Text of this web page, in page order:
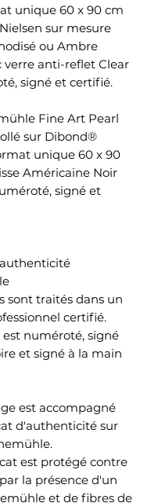
unique 60 x 90 cm
sur mesure
ou Ambre
verre anti-reflet Clear
signé et certifié.
Fine Art Pearl
sur Dibond®
unique 60 x 90
Américaine Noir
signé et
sont traités dans un
certifié.
numéroté, signé
et signé à la main
est accompagné
d'authenticité sur
est protégé contre
la présence d'un
et de fibres de